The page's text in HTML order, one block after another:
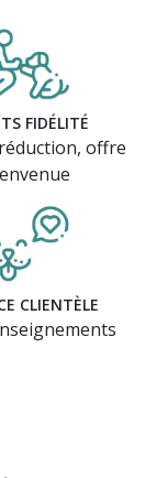
FIDÉLITÉ
offre
CLIENTÈLE